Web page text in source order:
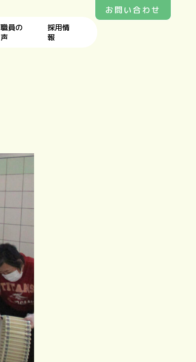
職員の
声
採用情
報
お問い合わせ